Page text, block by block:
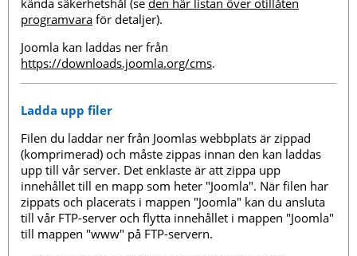
kända säkerhetshål (se den här listan över otillåten
programvara för detaljer).
Joomla kan laddas ner från
https://downloads.joomla.org/cms.
Ladda upp filer
Filen du laddar ner från Joomlas webbplats är zippad
(komprimerad) och måste zippas innan den kan laddas
upp till vår server. Det enklaste är att zippa upp
innehållet till en mapp som heter "Joomla". När filen har
zippats och placerats i mappen "Joomla" kan du ansluta
till vår FTP-server och flytta innehållet i mappen "Joomla"
till mappen "www" på FTP-servern.